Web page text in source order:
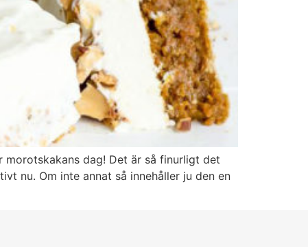
dag! Det är så finurligt det
nu. Om inte annat så innehåller ju den en